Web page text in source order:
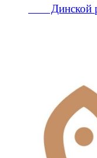
Динской